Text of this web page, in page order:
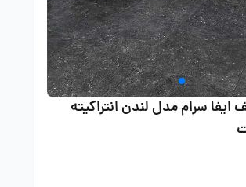
سرام مدل لندن انتراکیته